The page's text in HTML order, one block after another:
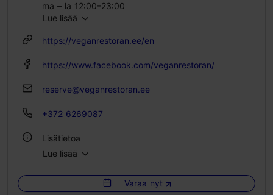
ma – la 12:00–23:00
su 12:00–22:00
Lue lisää
https://veganrestoran.ee/en
https://www.facebook.com/veganrestoran/
reserve@veganrestoran.ee
+372 6269087
Lisätietoa
Istumapaikkoja: 20
Lue lisää
Varaa nyt